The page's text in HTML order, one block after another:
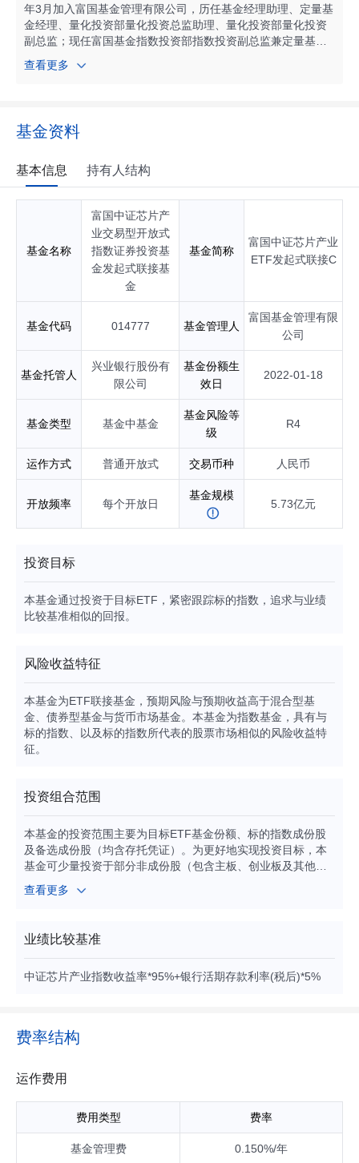
年3月加入富国基金管理有限公司，历任基金经理助理、定量基
金经理、量化投资部量化投资总监助理、量化投资部量化投资
副总监；现任富国基金指数投资部指数投资副总监兼定量基金
经理。自2015年06月起任富国中证军工指数型证券投资基金基
金经理；自2015年06月起任富国中证新能源汽车指数型证券投
炭指数型证券投资基金基金经理；自2020年04月起任富国中证
银行交易型开放式指数证券投资基金基金经理；自2020年12月
理；自2020年12月起任富国中证智能汽车主题交易型开放式指
数证券投资基金基金经理；自2021年08月起任富国中证芯片产
业交易型开放式指数证券投资基金基金经理；自2022年01月起
任富国中证芯片产业交易型开放式指数证券投资基金发起式联
接基金基金经理；自2022年01月起任富国中证消费电子主题交
易型开放式指数证券投资基金基金经理；自2022年06月起任富
国中证消费电子主题交易型开放式指数证券投资基金发起式联
接基金基金经理；自2022年08月起任富国中证农业主题交易型
任富国中证绿色电力交易型开放式指数证券投资基金基金经
理；自2023年12月起任富国中证绿色电力交易型开放式指数证
上证科创板芯片交易型开放式指数证券投资基金基金经理；自2
025年03月起任富国上证科创板芯片交易型开放式指数证券投
资基金发起式联接基金基金经理；自2025年06月起任富国深证
100交易型开放式指数证券投资基金联接基金基金经理；自202
6年05月起任富国中证畜牧养殖产业指数型发起式证券投资基金
查看更多
基金资料
基本信息 持有人结构
基金名称
富国中证芯片产
业交易型开放式
指数证券投资基
金发起式联接基
金
基金简称
富国中证芯片产业
ETF发起式联接C
基金代码 014777 基金管理人
富国基金管理有限
公司
基金托管人
兴业银行股份有
限公司
基金份额生
效日
2022-01-18
基金类型 基金中基金
基金风险等
级
R4
运作方式 普通开放式 交易币种 人民币
开放频率 每个开放日
基金规模
5.73亿元
投资目标
本基金通过投资于目标ETF，紧密跟踪标的指数，追求与业绩
比较基准相似的回报。
风险收益特征
本基金为ETF联接基金，预期风险与预期收益高于混合型基
金、债券型基金与货币市场基金。本基金为指数基金，具有与
标的指数、以及标的指数所代表的股票市场相似的风险收益特
征。
投资组合范围
本基金的投资范围主要为目标ETF基金份额、标的指数成份股
及备选成份股（均含存托凭证）。为更好地实现投资目标，本
基金可少量投资于部分非成份股（包含主板、创业板及其他经
中国证监会允许发行的股票）、存托凭证、债券（包含国债、
央行票据、地方政府债券、政府支持机构债券、政府支持债
券、可交换债券、可分离交易可转债、短期融资券（含超短期
融资券）、中期票据等）、资产支持证券、债券回购、银行存
等）、货币市场工具以及中国证监会允许基金投资的其他金融
0%，因法律法规的规定而受限制的情形除外。每个交易日日
纳的交易保证金后，现金或者到期日在一年以内的政府债券不
查看更多
业绩比较基准
中证芯片产业指数收益率*95%+银行活期存款利率(税后)*5%
费率结构
运作费用
费用类型 费率
基金管理费 0.150%/年